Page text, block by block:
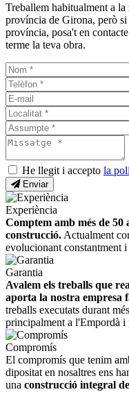
Treballem habitualment a
província de Girona, però
província, posa't en
terme la teva obra.
He llegit i accepto la
Enviar
Experiència
Comptem amb més de 50
construcció. Actualment
evolucionant constantment
Garantia
Avalem els treballs que
aporta la nostra empresa
treballs executats durant
principalment a l'Empordà
Compromís
El compromís que tenim
dipositat en nosaltres ens
una construcció integral